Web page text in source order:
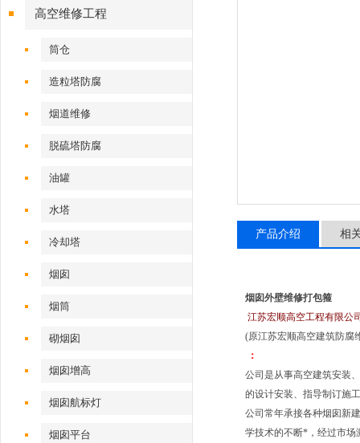
高空维修工程
筒仓
造粒塔防腐
烟道维修
脱硫塔防腐
油罐
水塔
冷却塔
烟囱
烟筒
砌烟囱
烟囱增高
烟囱航标灯
烟囱平台
产品介绍 相
烟囱外壁维修打包箍
江苏宏顺高空工程有限公
(原江苏宏顺高空建筑防腐
：
公司是从事高空建筑安装
的设计安装、指导制订施
公司常年承接各种烟囱新
学技术的不断*，经过市场